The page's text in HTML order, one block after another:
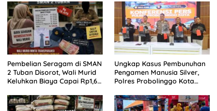
Tempuh Jalur Hukum
Pembelian Seragam di SMAN
2 Tuban Disorot, Wali Murid
Keluhkan Biaya Capai Rp1,6
Ungkap Kasus Pembunuhan
Pengamen Manusia Silver,
Polres Probolinggo Kota